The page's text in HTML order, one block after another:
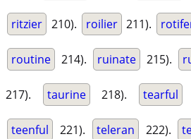
ritzier 210). roilier 211).
routine 214). ruinate 215).
217). taurine 218). tearful
teenful 221). teleran 222).